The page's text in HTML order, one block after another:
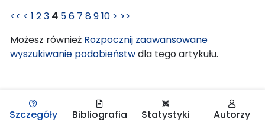
<< < 1 23 4 56 7 8910 > >>
Możesz również Rozpocznij zaawansowane
wyszukiwanie podobieństwdla tego artykułu.
Szczegóły Bibliografia Statystyki Autorzy